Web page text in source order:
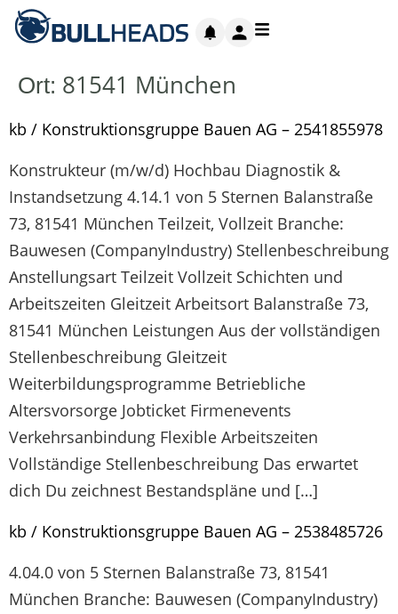
Ort: 81541 München
kb / Konstruktionsgruppe Bauen AG – 2541855978
Konstrukteur (m/w/d) Hochbau Diagnostik &
Instandsetzung 4.14.1 von 5 Sternen Balanstraße
73, 81541 München Teilzeit, Vollzeit Branche:
Bauwesen (CompanyIndustry) Stellenbeschreibung
Anstellungsart Teilzeit Vollzeit Schichten und
Arbeitszeiten Gleitzeit Arbeitsort Balanstraße 73,
81541 München Leistungen Aus der vollständigen
Stellenbeschreibung Gleitzeit
Weiterbildungsprogramme Betriebliche
Altersvorsorge Jobticket Firmenevents
Verkehrsanbindung Flexible Arbeitszeiten
Vollständige Stellenbeschreibung Das erwartet
dich Du zeichnest Bestandspläne und […]
kb / Konstruktionsgruppe Bauen AG – 2538485726
4.04.0 von 5 Sternen Balanstraße 73, 81541
München Branche: Bauwesen (CompanyIndustry)